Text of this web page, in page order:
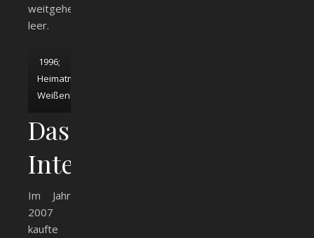
weitgehend
leer.
1996;
Heimatmuseum
Weißenhorn
Das
Interimsrathaus
Im Jahr
2007
kaufte